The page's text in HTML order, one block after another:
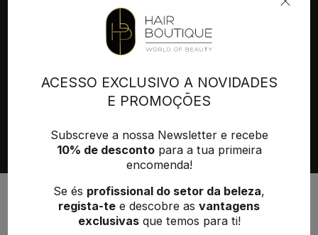
FORNECEDORES
ENTREGA & TRANSPORTE MINHA CONTA
Políticas de privacidade Termos e Condições Contactos
+351 215 854 942
(Chamada para rede fixa nacional)
geral@hairboutique.pt
ACESSO EXCLUSIVO A NOVIDADES
E PROMOÇÕES
Subscreve a nossa Newsletter e recebe
10% de descontopara a tua primeira
encomenda!
Se és profissional do setor da beleza,
regista-te e descobre as vantagens
exclusivasque temos para ti!